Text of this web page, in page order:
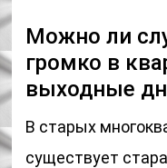
Можно ли
громко в
выходные
В старых
существует